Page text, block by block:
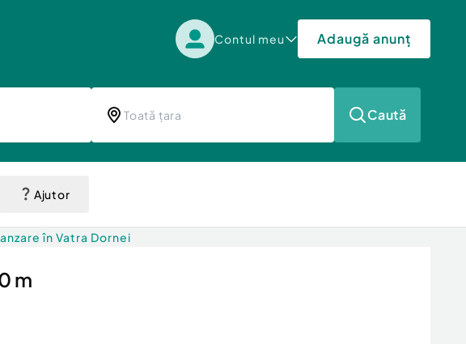
Contul meu Adaugă anunț
Caută
Ajutor
în Vatra Dornei
m